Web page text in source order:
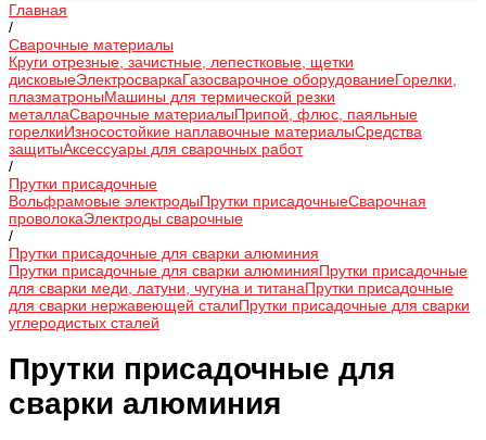
Главная
/
Сварочные материалы
Круги отрезные, зачистные, лепестковые, щетки
дисковыеЭлектросваркаГазосварочное оборудованиеГорелки,
плазматроныМашины для термической резки
металлаСварочные материалыПрипой, флюс, паяльные
горелкиИзносостойкие наплавочные материалыСредства
защитыАксессуары для сварочных работ
/
Прутки присадочные
Вольфрамовые электродыПрутки присадочныеСварочная
проволокаЭлектроды сварочные
/
Прутки присадочные для сварки алюминия
Прутки присадочные для сварки алюминияПрутки присадочные
для сварки меди, латуни, чугуна и титанаПрутки присадочные
для сварки нержавеющей сталиПрутки присадочные для сварки
углеродистых сталей
Прутки присадочные для
сварки алюминия